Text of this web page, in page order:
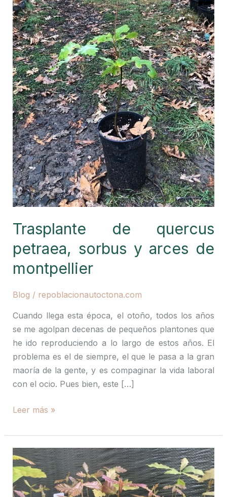
Trasplante de quercus
petraea, sorbus y arces de
montpellier
Blog / repoblacionautoctona.com
Cuando llega esta época, el otoño, todos los años
se me agolpan decenas de pequeños plantones que
he ido reproduciendo a lo largo de estos años. El
problema es el de siempre, el que le pasa a la gran
maoría de la gente, y es compaginar la vida laboral
con el ocio. Pues bien, este […]
Trasplante
quercus
petraea,
sorbus
y
arces
Leer más »